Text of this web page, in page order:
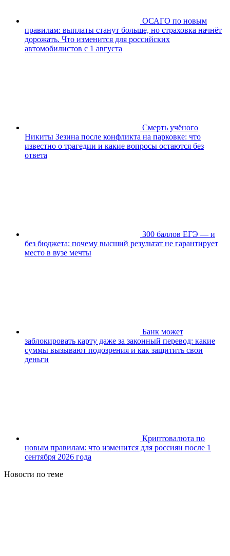
ОСАГО по новым
правилам: выплаты станут больше, но страховка начнёт
дорожать. Что изменится для российских
автомобилистов с 1 августа
Смерть учёного
Никиты Зезина после конфликта на парковке: что
известно о трагедии и какие вопросы остаются без
ответа
300 баллов ЕГЭ — и
без бюджета: почему высший результат не гарантирует
место в вузе мечты
Банк может
заблокировать карту даже за законный перевод: какие
суммы вызывают подозрения и как защитить свои
деньги
Криптовалюта по
новым правилам: что изменится для россиян после 1
сентября 2026 года
Новости по теме